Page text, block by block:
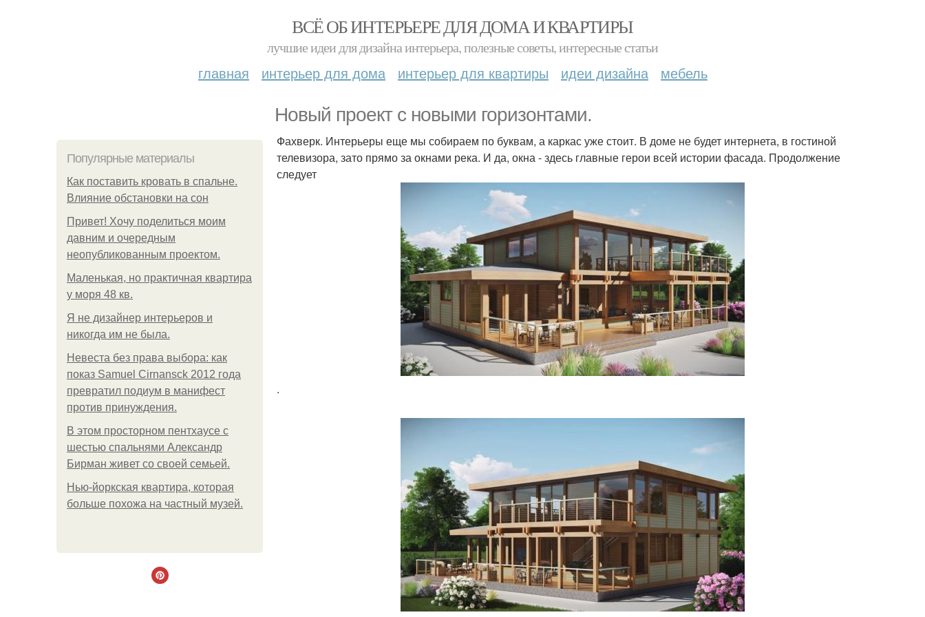
ВСЁ ОБ ИНТЕРЬЕРЕ ДЛЯ ДОМА И КВАРТИРЫ
лучшие идеи для дизайна интерьера, полезные советы, интересные статьи
главная интерьер для дома интерьер для квартиры идеи дизайна мебель
Новый проект с новыми горизонтами.
Популярные материалы
Как поставить кровать в спальне.
Влияние обстановки на сон
Привет! Хочу поделиться моим
давним и очередным
неопубликованным проектом.
Маленькая, но практичная квартира
у моря 48 кв.
Я не дизайнер интерьеров и
никогда им не была.
Невеста без права выбора: как
показ Samuel Cirnansck 2012 года
превратил подиум в манифест
против принуждения.
В этом просторном пентхаусе с
шестью спальнями Александр
Бирман живет со своей семьей.
Нью-йоркская квартира, которая
больше похожа на частный музей.
Фахверк. Интерьеры еще мы собираем по буквам, а каркас уже стоит. В доме не будет интернета, в гостиной
телевизора, зато прямо за окнами река. И да, окна - здесь главные герои всей истории фасада. Продолжение
следует
.